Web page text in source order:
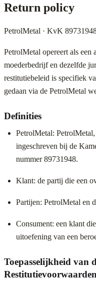
Return policy
PetrolMetal · KvK
PetrolMetal opereert als
moederbedrijf en dezelfde
restitutiebeleid is specifiek
gedaan via de PetrolMetal
Definities
PetrolMetal:
ingeschreven bij de
nummer 89731948.
Klant: de partij die een
Partijen: PetrolMetal en
Consument: een klant
uitoefening van een
Toepasselijkheid van
Restitutievoorwaarden